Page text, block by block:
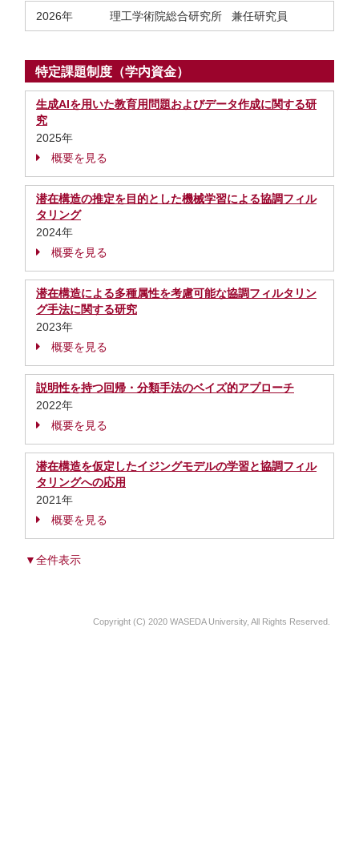
2026年 理工学術院総合研究所 兼任研究員
特定課題制度（学内資金）
生成AIを用いた教育用問題およびデータ作成に関する研
究
2025年
概要を見る
潜在構造の推定を目的とした機械学習による協調フィル
タリング
2024年
概要を見る
潜在構造による多種属性を考慮可能な協調フィルタリン
グ手法に関する研究
2023年
概要を見る
説明性を持つ回帰・分類手法のベイズ的アプローチ
2022年
概要を見る
潜在構造を仮定したイジングモデルの学習と協調フィル
タリングへの応用
2021年
概要を見る
▼全件表示
Copyright (C) 2020 WASEDA University, All Rights Reserved.